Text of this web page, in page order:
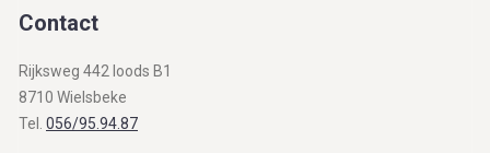
Contact
Rijksweg 442 loods B1
8710 Wielsbeke
Tel.
056/95.94.87